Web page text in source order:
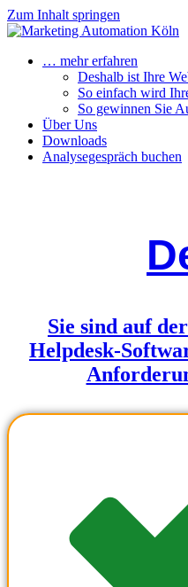
Zum Inhalt springen
… mehr erfahren
Deshalb ist Ihre
So einfach wird
So gewinnen Sie
Über Uns
Downloads
Analysegespräch buchen
Sie sind auf
Helpdesk-